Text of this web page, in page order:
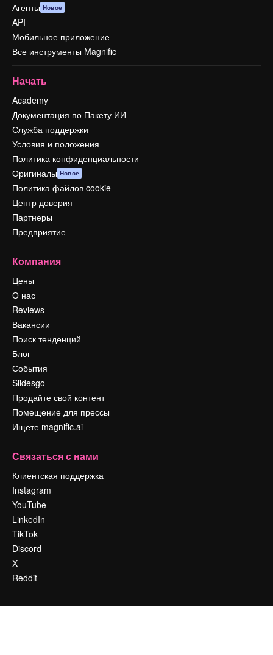
Агенты Новое
API
Мобильное приложение
Все инструменты Magnific
Начать
Academy
Документация по Пакету ИИ
Служба поддержки
Условия и положения
Политика конфиденциальности
Оригиналы Новое
Политика файлов cookie
Центр доверия
Партнеры
Предприятие
Компания
Цены
О нас
Reviews
Вакансии
Поиск тенденций
Блог
События
Slidesgo
Продайте свой контент
Помещение для прессы
Ищете magnific.ai
Связаться с нами
Клиентская поддержка
Instagram
YouTube
LinkedIn
TikTok
Discord
X
Reddit